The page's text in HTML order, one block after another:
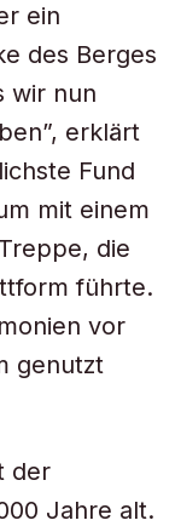
ein
des Berges
wir nun
erklärt
Fund
mit einem
die
führte.
vor
genutzt
der
Jahre alt.